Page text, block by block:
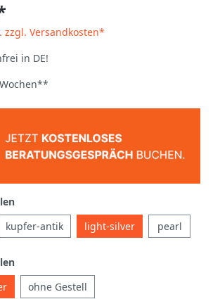
zzgl. Versandkosten*
in DE!
kupfer-antik light-silver pearl
ohne Gestell